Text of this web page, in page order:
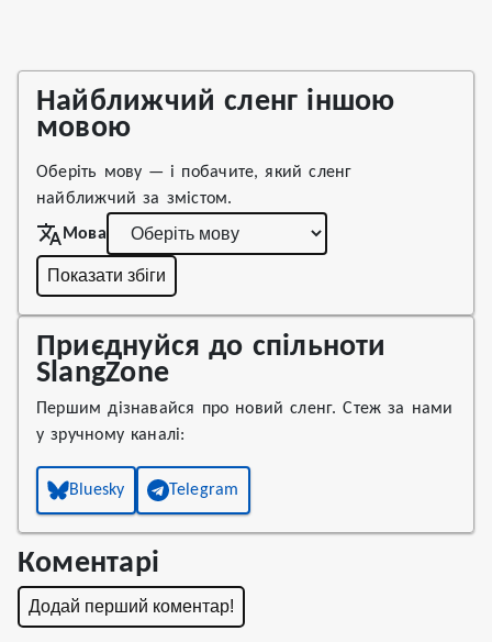
Найближчий сленг іншою
мовою
Оберіть мову — і побачите, який сленг
найближчий за змістом.
Мова
Показати збіги
Приєднуйся до спільноти
SlangZone
Першим дізнавайся про новий сленг. Стеж за нами
у зручному каналі:
Bluesky Telegram
Коментарі
Додай перший коментар!